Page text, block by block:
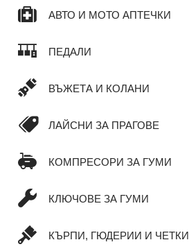
АВТО И МОТО АПТЕЧКИ
ПЕДАЛИ
ВЪЖЕТА И КОЛАНИ
ЛАЙСНИ ЗА ПРАГОВЕ
КОМПРЕСОРИ ЗА ГУМИ
КЛЮЧОВЕ ЗА ГУМИ
КЪРПИ, ГЮДЕРИИ И ЧЕТКИ